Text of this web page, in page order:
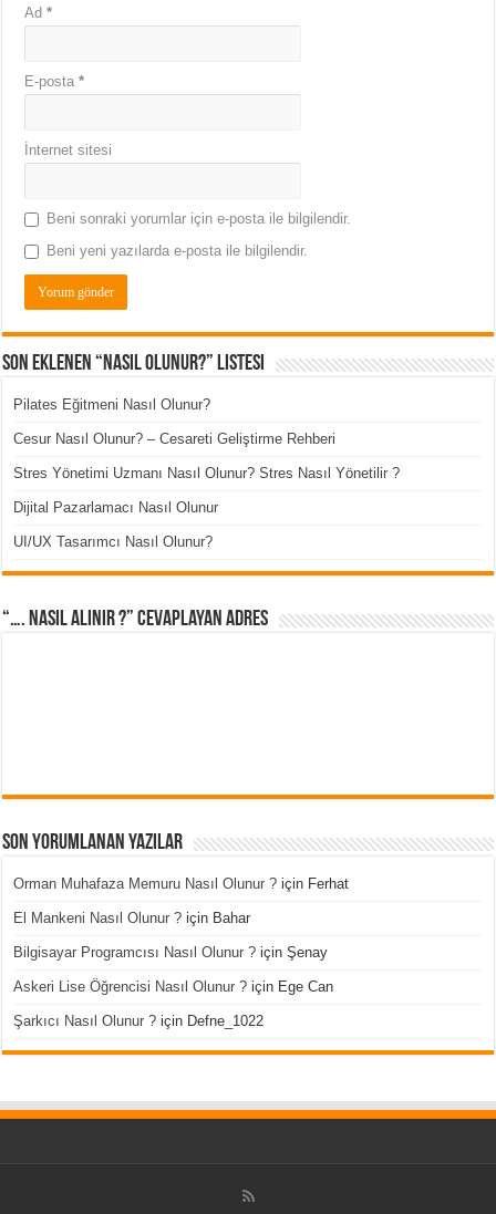
Ad*
E-posta*
İnternet sitesi
Beni sonraki yorumlar için e-posta ile bilgilendir.
Beni yeni yazılarda e-posta ile bilgilendir.
Son Eklenen “Nasıl Olunur?” Listesi
Pilates Eğitmeni Nasıl Olunur?
Cesur Nasıl Olunur? – Cesareti Geliştirme Rehberi
Stres Yönetimi Uzmanı Nasıl Olunur? Stres Nasıl Yönetilir ?
Dijital Pazarlamacı Nasıl Olunur
UI/UX Tasarımcı Nasıl Olunur?
“…. Nasıl Alınır ?” cevaplayan adres
Son Yorumlanan Yazılar
Orman Muhafaza Memuru Nasıl Olunur ? için Ferhat
El Mankeni Nasıl Olunur ? için Bahar
Bilgisayar Programcısı Nasıl Olunur ? içinŞenay
Askeri Lise Öğrencisi Nasıl Olunur ? için Ege Can
Şarkıcı Nasıl Olunur ? için Defne_1022